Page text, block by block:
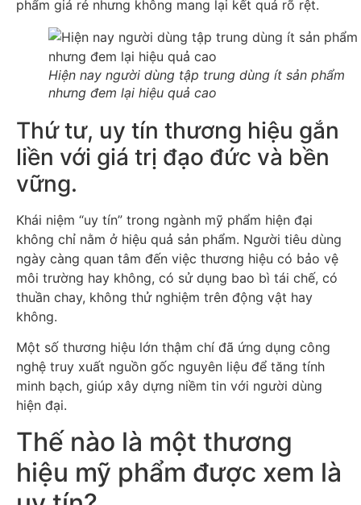
phẩm giá rẻ nhưng không mang lại kết quả rõ rệt.
Hiện nay người dùng tập trung dùng ít sản phẩm
nhưng đem lại hiệu quả cao
Thứ tư, uy tín thương hiệu gắn
liền với giá trị đạo đức và bền
vững.
Khái niệm “uy tín” trong ngành mỹ phẩm hiện đại
không chỉ nằm ở hiệu quả sản phẩm. Người tiêu dùng
ngày càng quan tâm đến việc thương hiệu có bảo vệ
môi trường hay không, có sử dụng bao bì tái chế, có
thuần chay, không thử nghiệm trên động vật hay
không.
Một số thương hiệu lớn thậm chí đã ứng dụng công
nghệ truy xuất nguồn gốc nguyên liệu để tăng tính
minh bạch, giúp xây dựng niềm tin với người dùng
hiện đại.
Thế nào là một thương
hiệu mỹ phẩm được xem là